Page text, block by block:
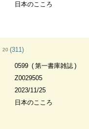
日本のこころ
20 (311)
0599
第一書庫雑誌
Z0029505
2023/11/25
日本のこころ